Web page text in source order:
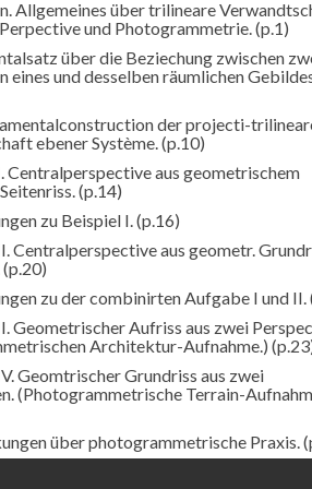
Allgemeines über trilineare
und Photogrammetrie. (p.1)
über die Beziechung zwischen
eines und desselben räumlichen
der projecti-
ebener Système. (p.10)
Centralperspective aus geometrischem
(p.14)
zu Beispiel I. (p.16)
Centralperspective aus geometr.
(p.20)
zu der combinirten Aufgabe I und II.
Geometrischer Aufriss aus zwei
Architektur-Aufnahme.)
Geomtrischer Grundriss aus zwei
(Photogrammetrische Terrain-
über photogrammetrische Praxis.